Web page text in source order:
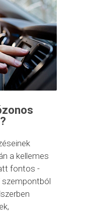
a kellemes
fontos -
szempontból